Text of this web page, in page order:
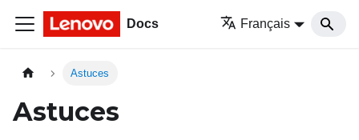
Docs Français
Astuces
Astuces